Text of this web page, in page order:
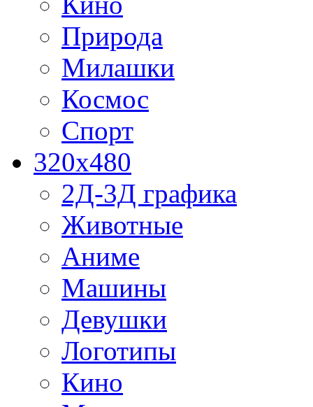
Природа
Милашки
Космос
Спорт
320x480
2Д-3Д графика
Животные
Аниме
Машины
Девушки
Логотипы
Кино